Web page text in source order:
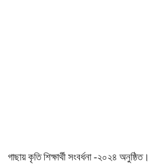
গাছায় কৃতি শিক্ষার্থী সংবর্ধনা -২০২৪ অনুষ্ঠিত।